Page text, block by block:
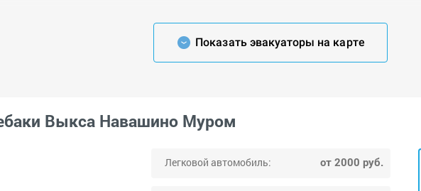
Показать эвакуаторы на карте
Выкса Навашино Муром
Легковой автомобиль: от 2000 руб.